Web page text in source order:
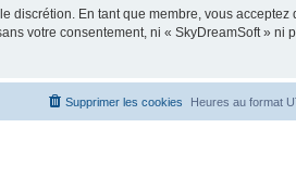
discrétion. En tant que membre, vous acceptez
votre consentement, ni « SkyDreamSoft » ni
Heures au format
Supprimer les cookies